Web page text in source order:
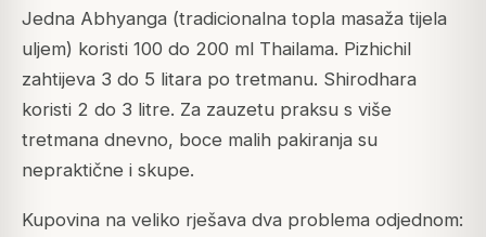
Jedna Abhyanga (tradicionalna topla masaža tijela
uljem) koristi 100 do 200 ml Thailama. Pizhichil
zahtijeva 3 do 5 litara po tretmanu. Shirodhara
koristi 2 do 3 litre. Za zauzetu praksu s više
tretmana dnevno, boce malih pakiranja su
nepraktične i skupe.
Kupovina na veliko rješava dva problema odjednom: